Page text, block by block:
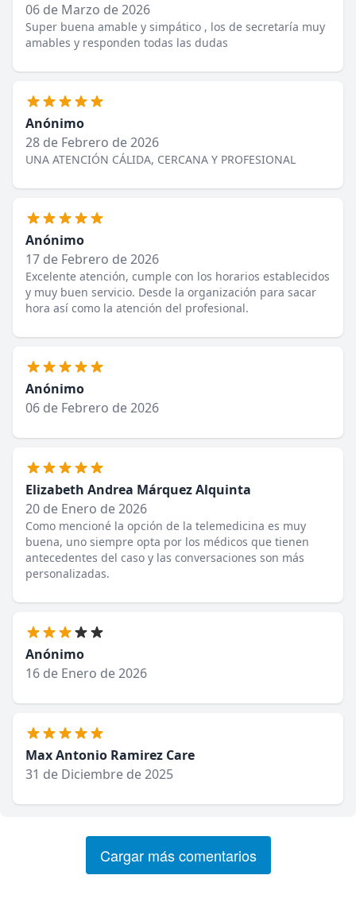
06 de Marzo de 2026
Super buena amable y simpático , los de secretaría muy
amables y responden todas las dudas
Anónimo
28 de Febrero de 2026
UNA ATENCIÓN CÁLIDA, CERCANA Y PROFESIONAL
Anónimo
17 de Febrero de 2026
Excelente atención, cumple con los horarios establecidos
y muy buen servicio. Desde la organización para sacar
hora así como la atención del profesional.
Anónimo
06 de Febrero de 2026
Elizabeth Andrea Márquez Alquinta
20 de Enero de 2026
Como mencioné la opción de la telemedicina es muy
buena, uno siempre opta por los médicos que tienen
antecedentes del caso y las conversaciones son más
personalizadas.
Anónimo
16 de Enero de 2026
Max Antonio Ramirez Care
31 de Diciembre de 2025
Cargar más comentarios